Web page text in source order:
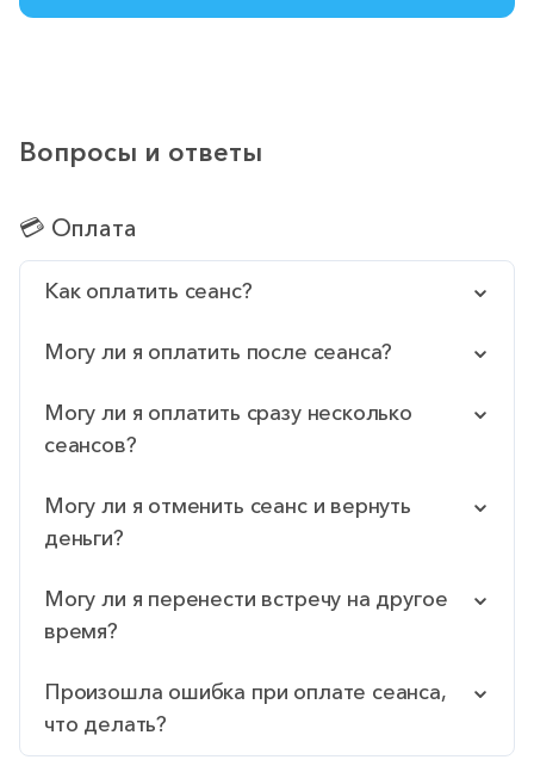
Вопросы и ответы
💳 Оплата
Как оплатить сеанс?
Могу ли я оплатить после сеанса?
Могу ли я оплатить сразу несколько
сеансов?
Могу ли я отменить сеанс и вернуть
деньги?
Могу ли я перенести встречу на другое
время?
Произошла ошибка при оплате сеанса,
что делать?